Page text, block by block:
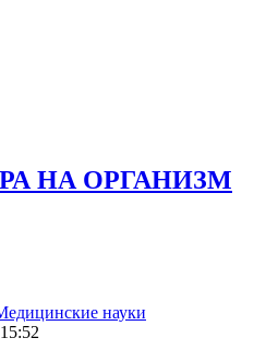
НА ОРГАНИЗМ
науки